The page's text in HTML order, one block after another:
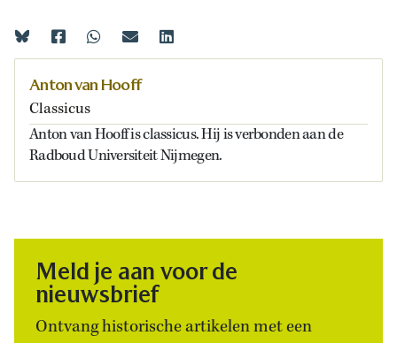
Anton van Hooff
Classicus
Anton van Hooff is classicus. Hij is verbonden aan de
Radboud Universiteit Nijmegen.
Meld je aan voor de
nieuwsbrief
Ontvang historische artikelen met een